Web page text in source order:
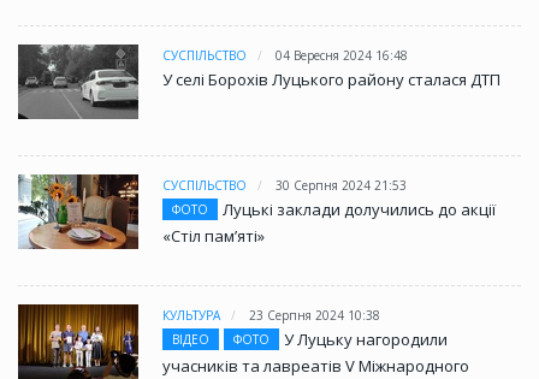
СУСПІЛЬСТВО 04 Вересня 2024 16:48
У селі Борохів Луцького району сталася ДТП
СУСПІЛЬСТВО
30 Серпня 2024 21:53
ФОТО
Луцькі заклади долучились до акції
«Стіл памʼяті»
КУЛЬТУРА
23 Серпня 2024 10:38
ВІДЕО
ФОТО
У Луцьку нагородили
учасників та лавреатів V Міжнародного